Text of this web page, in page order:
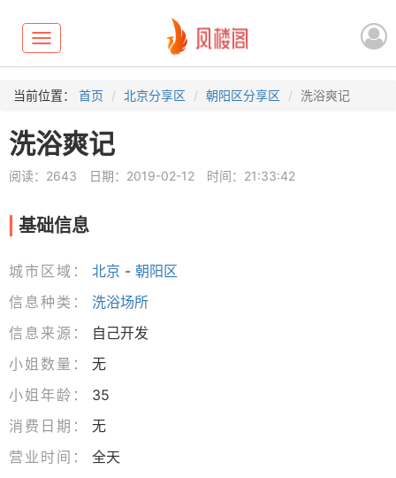
Toggle
navigation
当前位置： 首页 北京分享区 朝阳区分享区 洗浴爽记
洗浴爽记
阅读：2643 日期：2019-02-12 时间：21:33:42
基础信息
城市区域： 北京 - 朝阳区
信息种类：
洗浴场所
信息来源：
自己开发
小姐数量：
无
小姐年龄：
35
消费日期：
无
营业时间：
全天